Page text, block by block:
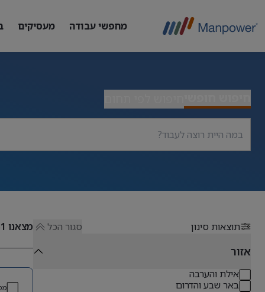
מחפשי עבודה מעסיקים
תוצאות סינון סגור הכל
אזור
אילת והערבה
באר שבע והדרום
מצאנו